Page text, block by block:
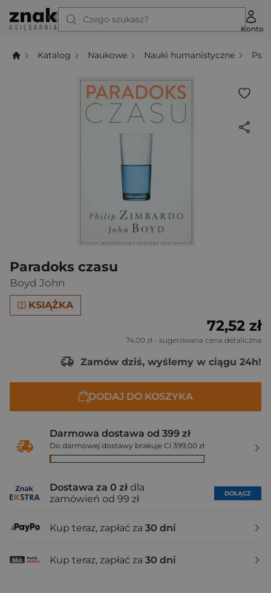
Czego szukasz?
Konto
Katalog Naukowe Nauki humanistyczne
Paradoks czasu
Boyd John
KSIĄŻKA
72,52 zł
74,00 zł - sugerowana cena detaliczna
Zamów dziś, wyślemy w ciągu 24h!
DODAJ DO KOSZYKA
Darmowa dostawa od 399 zł
Do darmowej dostawy brakuje Ci 399,00 zł
Dostawa za 0 zł dla
zamówień od 99 zł
DOŁĄCZ
Kup teraz, zapłać za 30 dni
Kup teraz, zapłać za 30 dni